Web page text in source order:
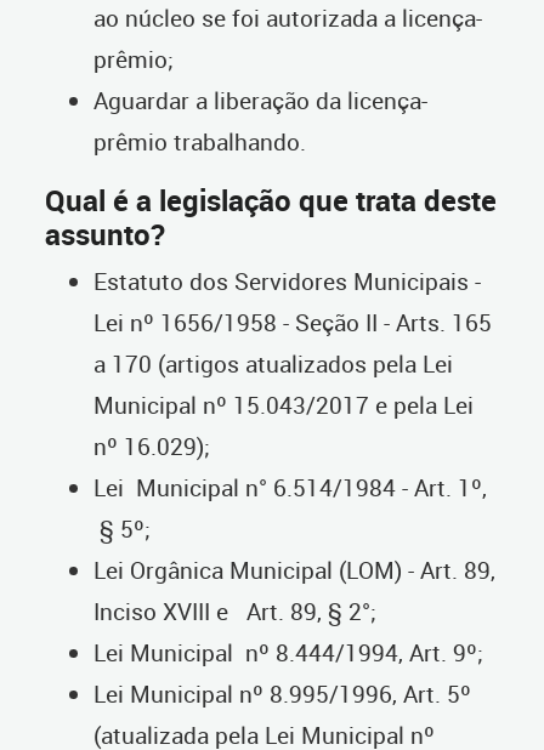
ao núcleo se foi autorizada a licença-
prêmio;
Aguardar a liberação da licença-
prêmio trabalhando.
Qual é a legislação que trata deste
assunto?
Estatuto dos Servidores Municipais -
Lei nº 1656/1958 - Seção II - Arts. 165
a 170 (artigos atualizados pela Lei
Municipal nº 15.043/2017 e pela Lei
nº 16.029);
Lei Municipal n° 6.514/1984 - Art. 1º,
§ 5º;
Lei Orgânica Municipal (LOM) - Art. 89,
Inciso XVIII e Art. 89, § 2°;
Lei Municipal nº 8.444/1994, Art. 9º;
Lei Municipal nº 8.995/1996, Art. 5º
(atualizada pela Lei Municipal nº